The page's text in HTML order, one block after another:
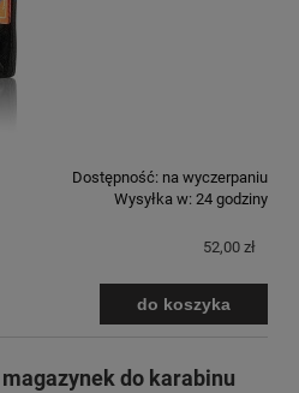
Dostępność: na wyczerpaniu
Wysyłka w: 24 godziny
52,00 zł
do koszyka
do karabinu